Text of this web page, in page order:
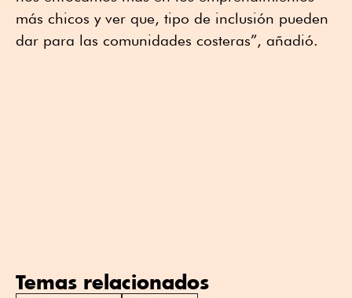
más chicos y ver que, tipo de inclusión pueden
dar para las comunidades costeras”, añadió.
Temas relacionados